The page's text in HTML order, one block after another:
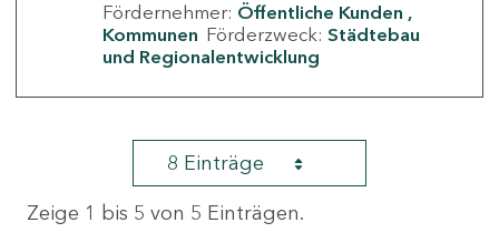
Fördernehmer: Öffentliche Kunden
Kommunen Förderzweck: Städtebau
und Regionalentwicklung
8 Einträge
Zeige 1 bis 5 von 5 Einträgen.